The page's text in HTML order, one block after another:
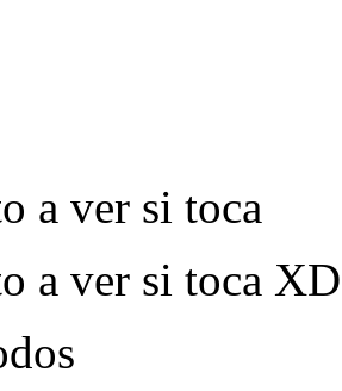
a ver si toca
a ver si toca